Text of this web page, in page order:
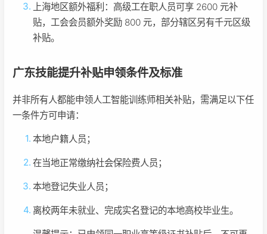
上海地区额外福利：高级工在职人员可享 2600 元补
贴，工会会员额外奖励 800 元，部分辖区另有千元区级
补贴。
广东技能提升补贴申领条件及标准
并非所有人都能申领人工智能训练师相关补贴，需满足以下任
一条件方可申请：
本地户籍人员；
在当地正常缴纳社会保险费人员；
本地登记失业人员；
离校两年未就业、完成实名登记的本地高校毕业生。